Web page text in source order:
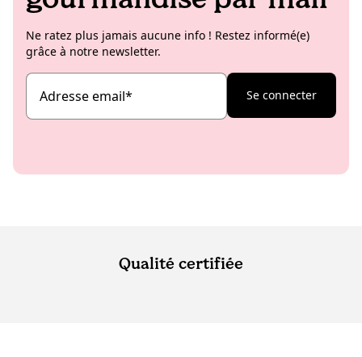
Ne ratez plus jamais aucune info ! Restez informé(e)
grâce à notre newsletter.
Adresse email* Se connecter
Qualité certifiée